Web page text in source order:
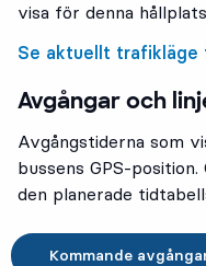
visa för denna
Se aktuellt trafikläge
Avgångar och
Avgångstiderna som
bussens GPS-
den planerade
Kommande